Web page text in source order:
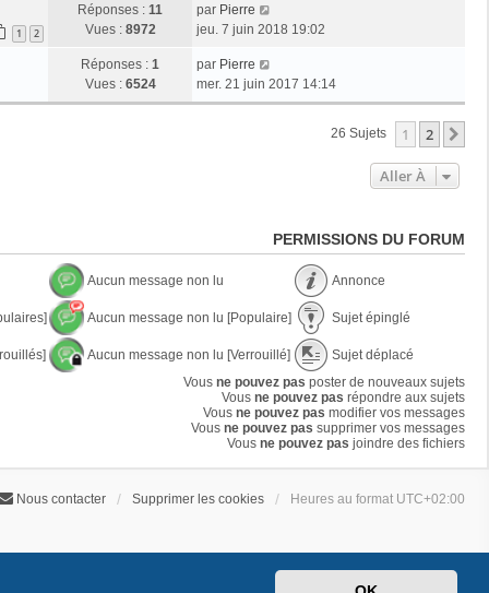
1 2
Réponses : 11
Vues : 8972
par Pierre
jeu. 7 juin 2018 19:02
Réponses : 1
Vues : 6524
par Pierre
mer. 21 juin 2017 14:14
26 Sujets 1 2
Aller À
PERMISSIONS DU FORUM
u
u
o
u
Aucun message non lu
u
s
g
n
Aucun message non lu [Populaire]
e
s
Aucun message non lu [Verrouillé]
n
o
c
e
Annonce
u
e
t
é
p
i
n
l
Sujet épinglé
S
u
j
e
t
é
l
Sujet déplacé
Vous ne pouvez pas poster de nouveaux sujets
Vous ne pouvez pas répondre aux sujets
Vous ne pouvez pas modifier vos messages
Vous ne pouvez pas supprimer vos messages
Vous ne pouvez pas joindre des fichiers
Nous contacter Supprimer les cookies Heures au format UTC+02:00